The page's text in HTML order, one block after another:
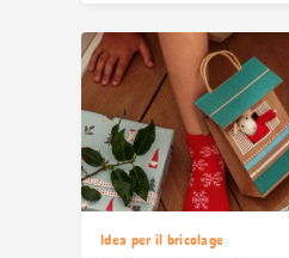
Idea per il bricolage